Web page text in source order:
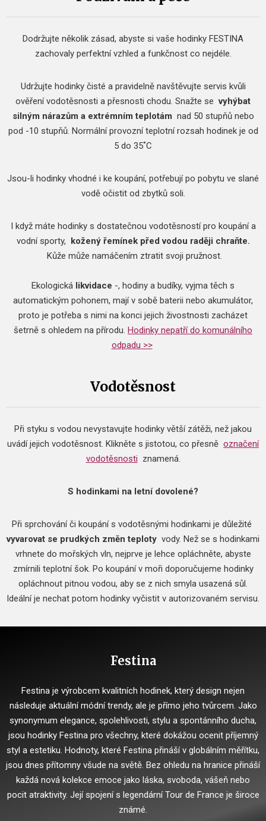
Dodržujte několik zásad, abyste si vaše hodinky FESTINA
zachovaly perfektní vzhled a funkčnost co nejdéle.
Udržujte hodinky čisté a pravidelně navštěvujte servis kvůli
ověření vodotěsnosti a přesnosti chodu. Snažte sevyhýbat
silným nárazům a extrémním teplotám nad 50 stupňů nebo
pod -10 stupňů. Normální provozní teplotní rozsah hodinek je od
5 do 35˚C
Jsou-li hodinky vhodné i ke koupání, potřebují po pobytu ve slané
vodě očistit od zbytků soli.
I když máte hodinky s dostatečnou vodotěsností pro koupání a
vodní sporty, kožený řemínek před vodou raději chraňte.
Kůže může namáčením ztratit svoji pružnost.
​Ekologická likvidace -, hodiny a budíky, vyjma těch s
automatickým pohonem, mají v sobě baterii nebo akumulátor,
proto je potřeba s nimi na konci jejich živostnosti zacházet
šetrně s ohledem na přírodu. Hodinky nepatří do komunálního
odpadu >>
Vodotěsnost
Při styku s vodou nevystavujte hodinky větší zátěži, než jakou
uvádí jejich vodotěsnost. Klikněte s jistotou, co přesně označení
vodotěsnosti znamená.
S hodinkami na letní dovolené?
Při sprchování či koupání s vodotěsnými hodinkami je důležité
vyvarovat se prudkých změn teploty vody. Než se s hodinkami
vrhnete do mořských vln, nejprve je lehce opláchněte, abyste
zmírnili teplotní šok. Po koupání v moři doporučujeme hodinky
opláchnout pitnou vodou, aby se z nich smyla usazená sůl.
Ideální je nechat potom hodinky vyčistit v autorizovaném servisu.
Festina
Festina je výrobcem kvalitních hodinek, který design nejen
následuje aktuální módní trendy, ale je přímo jeho tvůrcem. Jako
synonymum elegance, spolehlivosti, stylu a spontánního ducha,
jsou hodinky Festina pro všechny, které dokážou ocenit příjemný
styl a estetiku. Hodnoty, které Festina přináší v globálním měřítku,
jsou dnes přítomny všude na světě. Bez ohledu na hranice přináší
každá nová kolekce emoce jako láska, svoboda, vášeň nebo
pocit atraktivity. Její spojení s legendární Tour de France je široce
známé.